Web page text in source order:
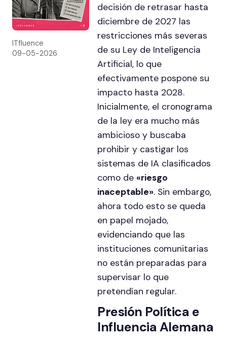
ITfluence
09-05-2026
decisión de retrasar hasta
diciembre de 2027 las
restricciones más severas
de su Ley de Inteligencia
Artificial, lo que
efectivamente pospone su
impacto hasta 2028.
Inicialmente, el cronograma
de la ley era mucho más
ambicioso y buscaba
prohibir y castigar los
sistemas de IA clasificados
como de «riesgo
inaceptable». Sin embargo,
ahora todo esto se queda
en papel mojado,
evidenciando que las
instituciones comunitarias
no están preparadas para
supervisar lo que
pretendían regular.
Presión Política e
Influencia Alemana